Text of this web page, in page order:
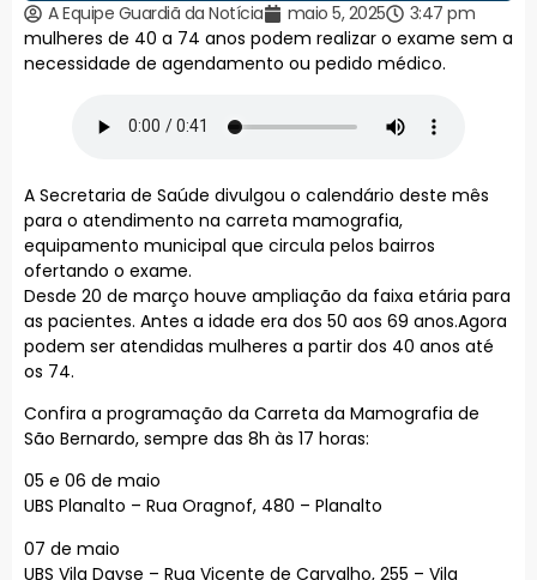
A Equipe Guardiã da Notícia maio 5, 2025
3:47 pm
mulheres de 40 a 74 anos podem realizar o exame sem a
necessidade de agendamento ou pedido médico.
A Secretaria de Saúde divulgou o calendário deste mês
para o atendimento na carreta mamografia,
equipamento municipal que circula pelos bairros
ofertando o exame.
Desde 20 de março houve ampliação da faixa etária para
as pacientes. Antes a idade era dos 50 aos 69 anos.Agora
podem ser atendidas mulheres a partir dos 40 anos até
os 74.
Confira a programação da Carreta da Mamografia de
São Bernardo, sempre das 8h às 17 horas:
05 e 06 de maio
UBS Planalto – Rua Oragnof, 480 – Planalto
07 de maio
UBS Vila Dayse – Rua Vicente de Carvalho, 255 – Vila